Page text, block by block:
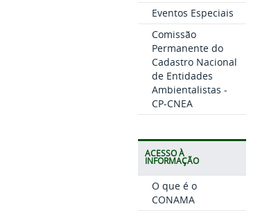
Eventos Especiais
Comissão
Permanente do
Cadastro Nacional
de Entidades
Ambientalistas -
CP-CNEA
ACESSO À
INFORMAÇÃO
O que é o
CONAMA